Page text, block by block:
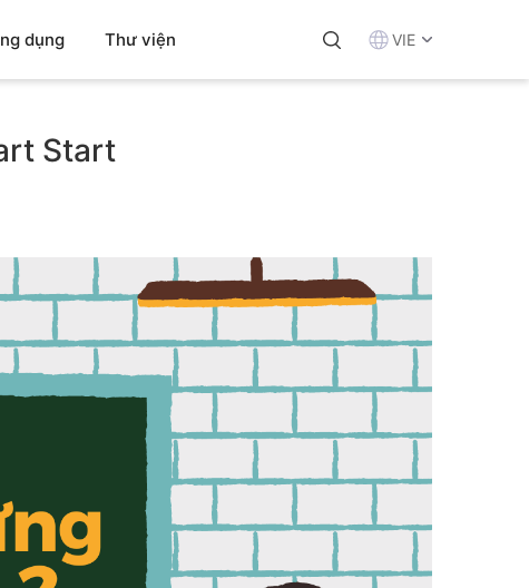
dụng Thư viện VIE
Start